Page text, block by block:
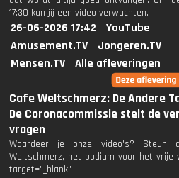
17:30 kan jij een video verwachten.
26-06-2026 17:42
YouTube
Amusement.TV
Jongeren.TV
Mensen.TV
Alle afleveringen
Cafe Weltschmerz: De Andere
De Coronacommissie stelt de
vragen
Waardeer je onze video's? Steun
Weltschmerz, het podium voor het vrije
target="_blank"